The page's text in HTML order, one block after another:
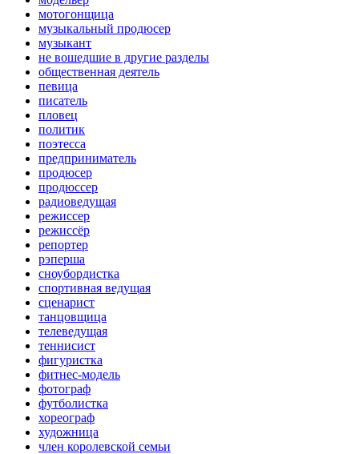
мотогонщица
музыкальный продюсер
музыкант
не вошедшие в другие разделы
общественная деятель
певица
писатель
пловец
политик
поэтесса
предприниматель
продюсер
продюссер
радиоведущая
режиссер
режиссёр
репортер
рэперша
сноубордистка
спортивная ведущая
сценарист
танцовщица
телеведущая
теннисист
фигуристка
фитнес-модель
фотограф
футболистка
хореограф
художница
член королевской семьи